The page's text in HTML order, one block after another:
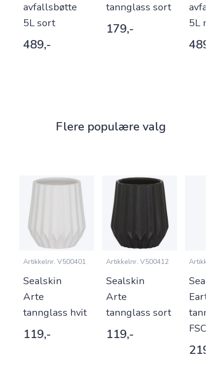
avfallsbøtte
5L sort
489,-
tannglass sort
179,-
5L
489,-
Flere populære valg
Artikkelnr. V500401
Sealskin
Arte
tannglass hvit
119,-
Artikkelnr. V500412
Sealskin
Arte
tannglass sort
119,-
Artikkelnr.
Earth
FSC
219,-